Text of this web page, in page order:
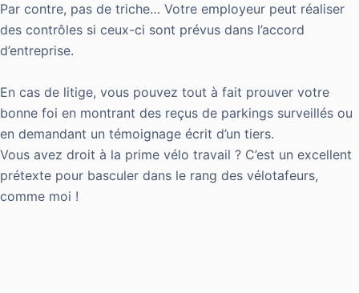
Par contre, pas de triche… Votre employeur peut réaliser
des contrôles si ceux-ci sont prévus dans l’accord
d’entreprise.
En cas de litige, vous pouvez tout à fait prouver votre
bonne foi en montrant des reçus de parkings surveillés ou
en demandant un témoignage écrit d’un tiers.
Vous avez droit à la prime vélo travail ? C’est un excellent
prétexte pour basculer dans le rang des vélotafeurs,
comme moi !